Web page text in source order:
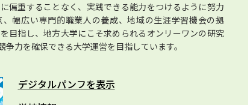
偏重することなく、実践できる能力をつけるように努力
幅広い専門的職業人の養成、地域の生涯学習機会の拠
目指し、地方大学にこそ求められるオンリーワンの研究
力を確保できる大学運営を目指しています。
デジタルパンフを表示